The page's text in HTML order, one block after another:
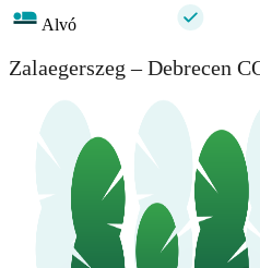
Alvó
Zalaegerszeg – Debrecen